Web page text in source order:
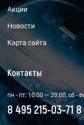
Акции
Новости
Карта сайта
Контакты
пн - пт: 10:00 — 20:00, сб -
8 495 215-03-71